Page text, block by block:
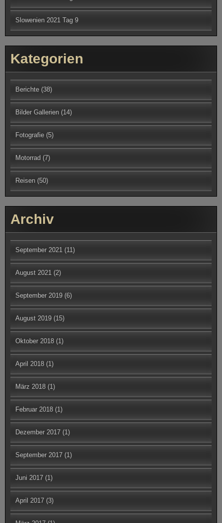
Motorrad(7)
Reisen(50)
Archiv
September 2021(11)
August 2021(2)
September 2019(6)
August 2019(15)
Oktober 2018(1)
April 2018(1)
Februar 2018(1)
Dezember 2017(1)
September 2017(1)
Juni 2017(1)
April 2017(3)
März 2017(1)
Februar 2017(2)
Oktober 2016(5)
Schlagwörter
Azoren Danzig
Kroatien Ligurien Lissabon Motorrad Norwegen Pico Polen
Portugal Reisen
VW Bus